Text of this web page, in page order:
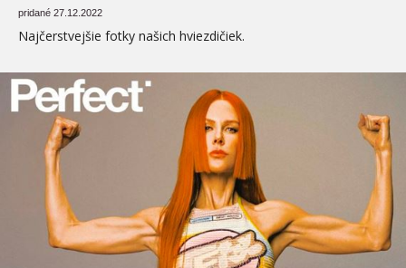
pridané 27.12.2022
Najčerstvejšie fotky našich hviezdičiek.